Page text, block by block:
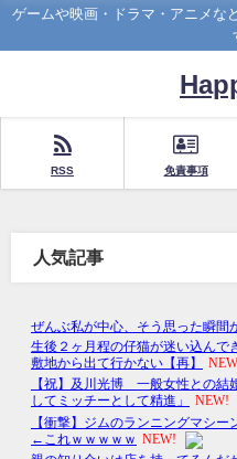
ゲームや映画・ドラマ・アニメな
RSS 免責事項
人気記事